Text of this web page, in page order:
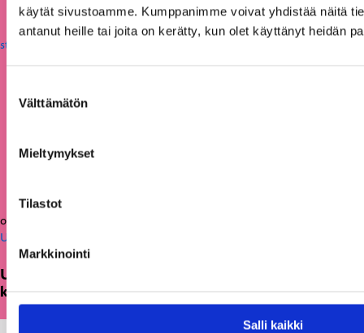
käytät sivustoamme. Kumppanimme voivat yhdistää näitä
antanut heille tai joita on kerätty, kun olet käyttänyt heidän
valinta
Välttämätön
Mieltymykset
Tilastot
Markkinointi
Salli kaikki
05.03.2026
Uutiset
Uusi julkaisu: Kuntien on tarkasteltava
kulttuuritoimintaansa strategisesti ja pitkäjänteisesti